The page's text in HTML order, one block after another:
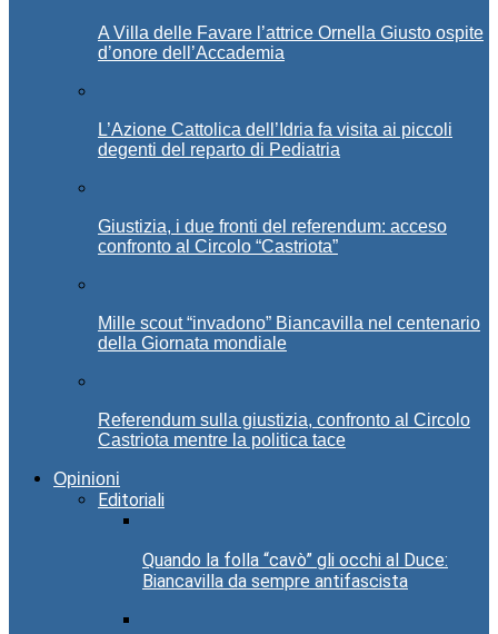
A Villa delle Favare l’attrice Ornella Giusto ospite
d’onore dell’Accademia
L’Azione Cattolica dell’Idria fa visita ai piccoli
degenti del reparto di Pediatria
Giustizia, i due fronti del referendum: acceso
confronto al Circolo “Castriota”
Mille scout “invadono” Biancavilla nel centenario
della Giornata mondiale
Referendum sulla giustizia, confronto al Circolo
Castriota mentre la politica tace
Opinioni
Editoriali
Quando la folla “cavò” gli occhi al Duce:
Biancavilla da sempre antifascista